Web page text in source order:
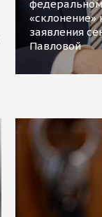
«склонение»
заявления
Павловой